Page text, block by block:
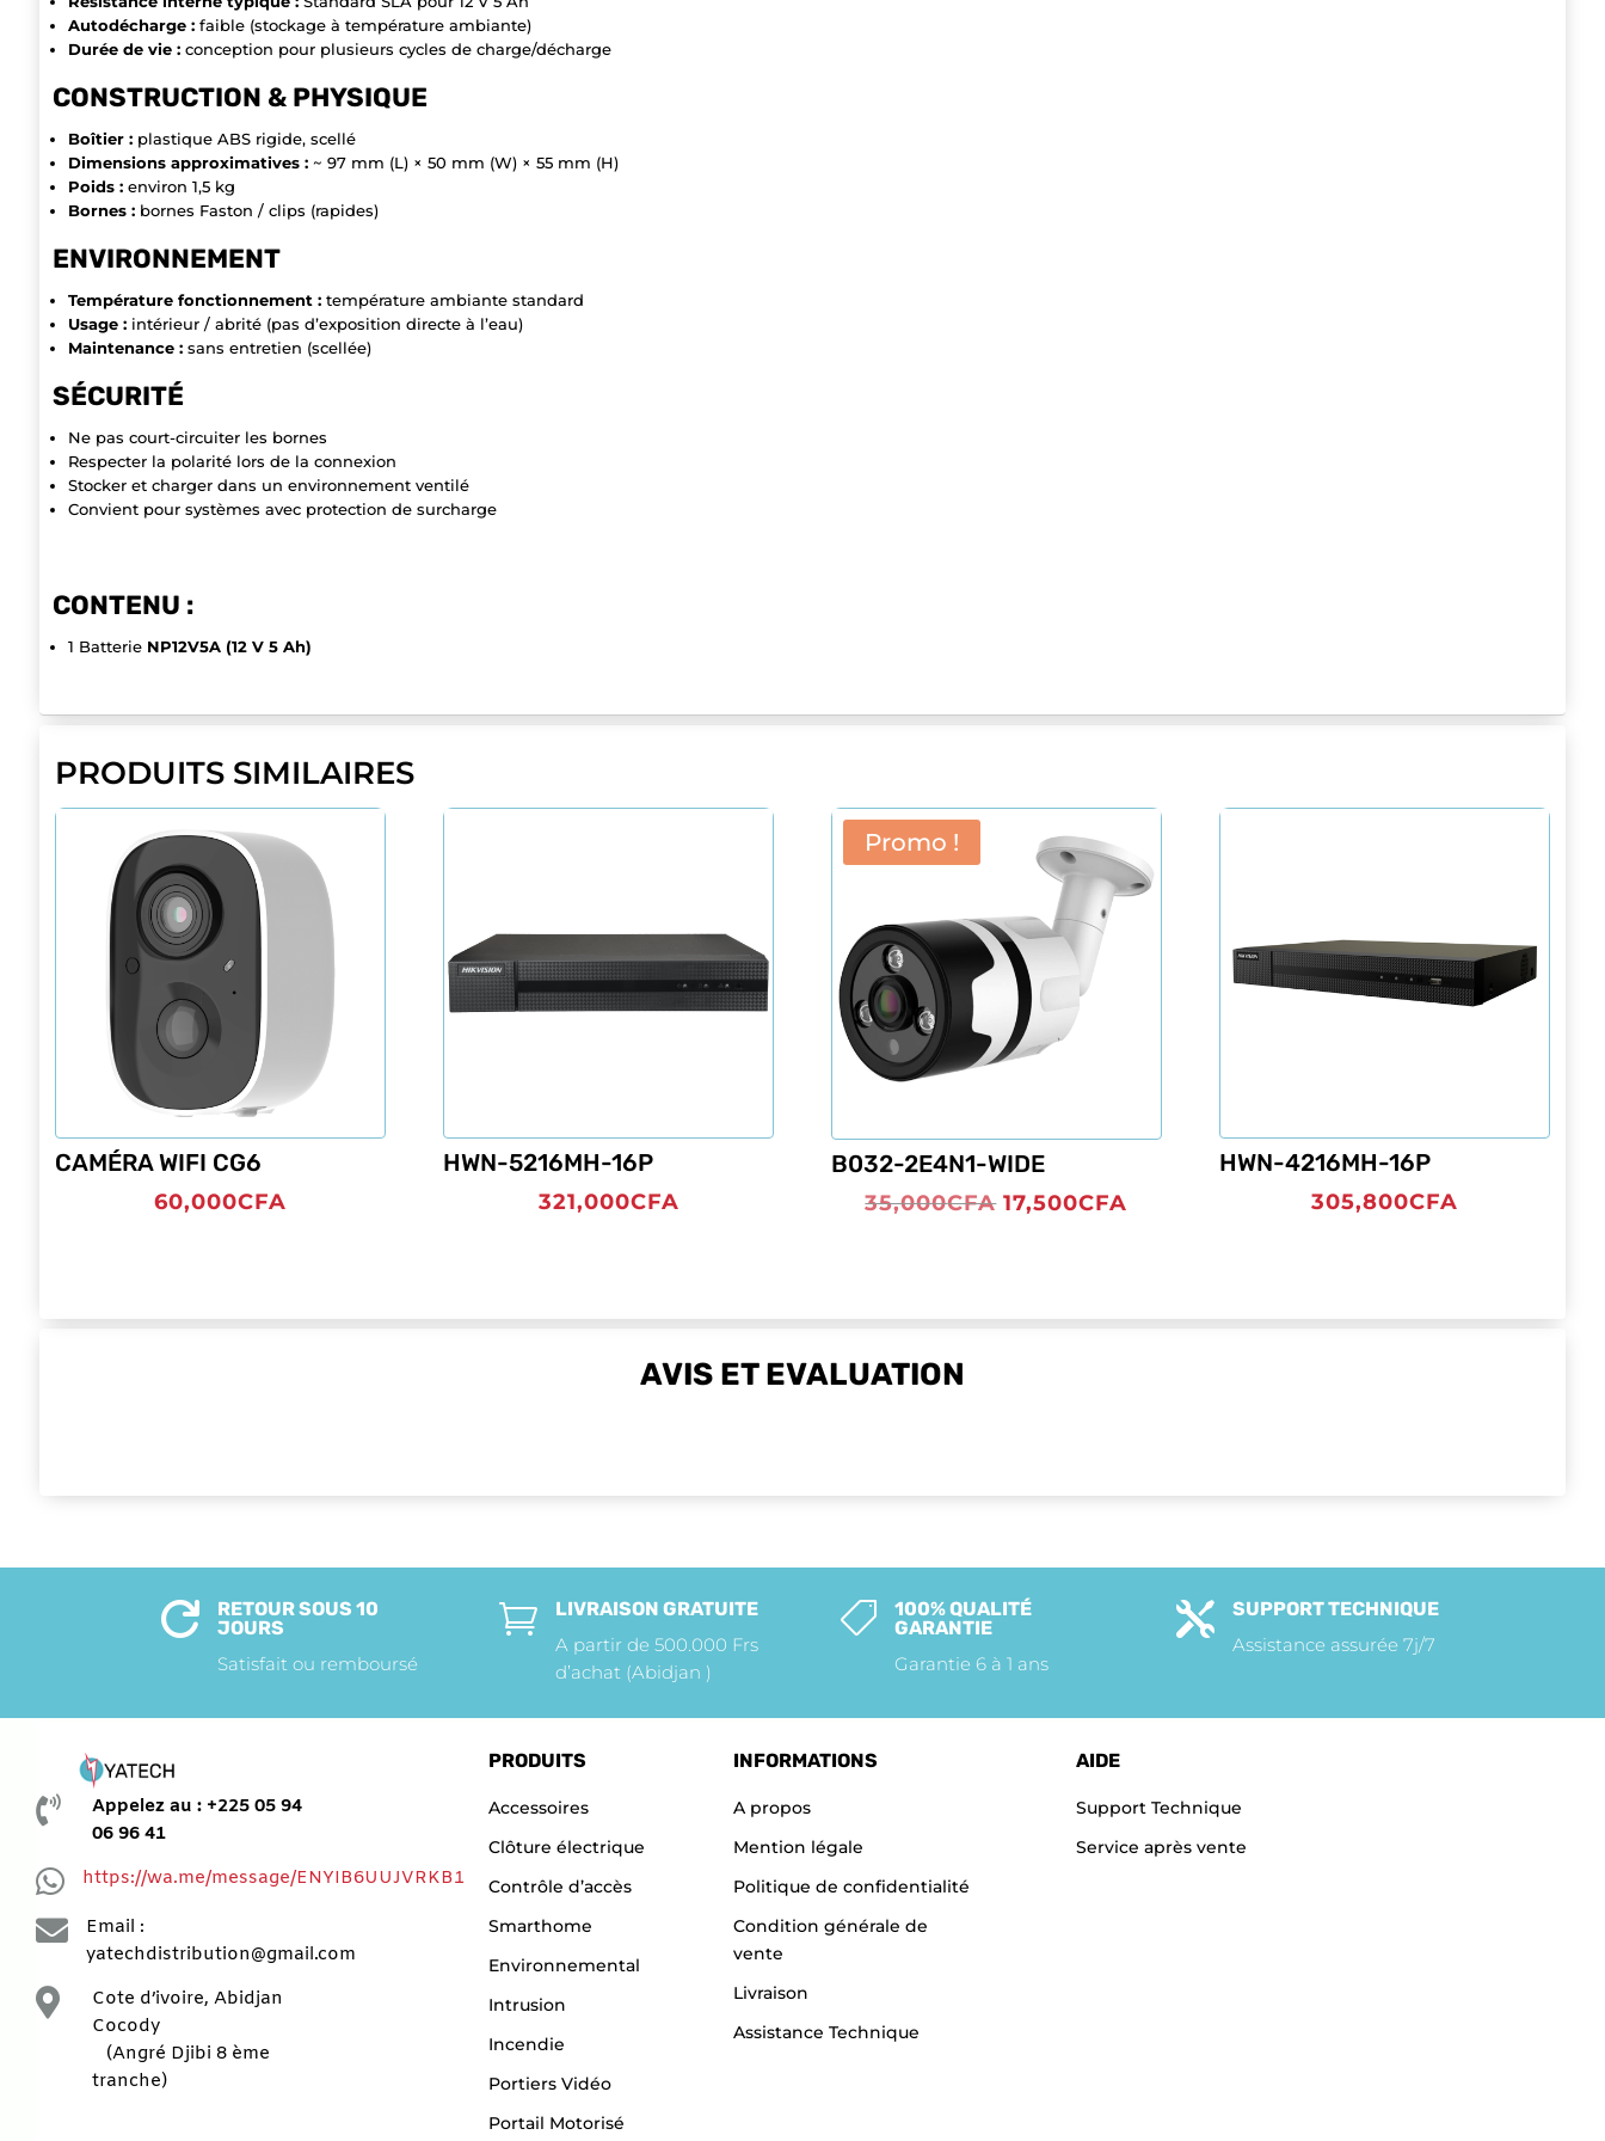
Autodécharge : faible (stockage à température ambiante)
Durée de vie : conception pour plusieurs cycles de charge/décharge
CONSTRUCTION & PHYSIQUE
Boîtier : plastique ABS rigide, scellé
Dimensions approximatives : ~ 97 mm (L) × 50 mm (W) × 55 mm (H)
Poids : environ 1,5 kg
Bornes : bornes Faston / clips (rapides)
ENVIRONNEMENT
Température fonctionnement : température ambiante standard
Usage : intérieur / abrité (pas d’exposition directe à l’eau)
Maintenance : sans entretien (scellée)
SÉCURITÉ
Ne pas court-circuiter les bornes
Respecter la polarité lors de la connexion
Stocker et charger dans un environnement ventilé
Convient pour systèmes avec protection de surcharge
CONTENU :
1 Batterie NP12V5A (12 V 5 Ah)
PRODUITS SIMILAIRES
CAMÉRA WIFI CG6
60,000CFA
HWN-5216MH-16P
321,000CFA
Promo !
B032-2E4N1-WIDE
35,000CFA Le
35,000CFA.
17,500CFA
17,500CFA.
HWN-4216MH-16P
305,800CFA
AVIS ET EVALUATION

RETOUR SOUS 10
JOURS
Satisfait ou remboursé

LIVRAISON GRATUITE
A partir de 500.000 Frs
d’achat (Abidjan )

100% QUALITÉ
GARANTIE
Garantie 6 à 1 ans

SUPPORT TECHNIQUE
Assistance assurée 7j/7

Appelez au : +225 05 94
06 96 41
 https://wa.me/message/ENYIB6UUJVRKB1

Email :
yatechdistribution@gmail.com

Cote d’ivoire, Abidjan
Cocody
(Angré Djibi 8 ème
tranche)
PRODUITS
Accessoires
Clôture électrique
Contrôle d’accès
Smarthome
Environnemental
Intrusion
Incendie
Portiers Vidéo
Portail Motorisé
INFORMATIONS
A propos
Mention légale
Politique de confidentialité
Condition générale de
vente
Livraison
Assistance Technique
AIDE
Support Technique
Service après vente